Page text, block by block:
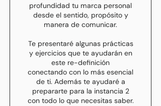
profundidad tu marca personal
desde el sentido, propósito y
manera de comunicar.
Te presentaré algunas prácticas
y ejercicios que te ayudarán en
este re-definición
conectando con lo más esencial
de ti. Además te ayudaré a
prepararte para la instancia 2
con todo lo que necesitas saber.